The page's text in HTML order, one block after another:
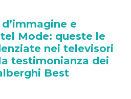
e
Mode: queste le
nei televisori
testimonianza dei
Best